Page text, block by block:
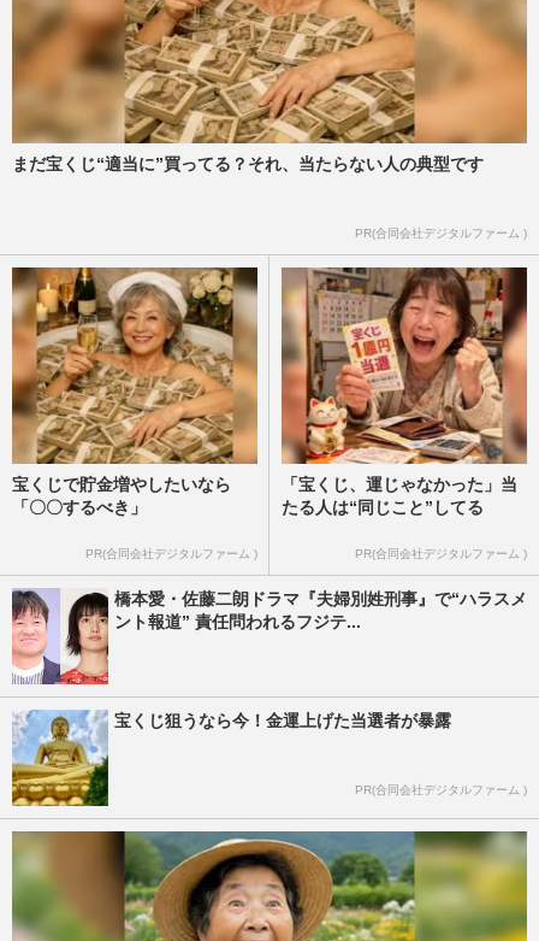
映画『踊る大捜査線 N.E.W. メトロポリス
を駆け抜けろ！』最新予告に映った佐藤二
郎よりも、“引退状態”だ…
週刊女性PRIME
《佐藤二朗・橋本愛ハラスメント騒動》フ
まだ宝くじ“適当に”買ってる？それ、当たらない人の典型です
PR(合同会社デジタルファーム )
宝くじで貯金増やしたいなら
「〇〇するべき」
PR(合同会社デジタルファーム )
「宝くじ、運じゃなかった」当
たる人は“同じこと”してる
PR(合同会社デジタルファーム )
橋本愛・佐藤二朗ドラマ『夫婦別姓刑事』で“ハラスメ
ント報道” 責任問われるフジテ...
宝くじ狙うなら今！金運上げた当選者が暴露
PR(合同会社デジタルファーム )